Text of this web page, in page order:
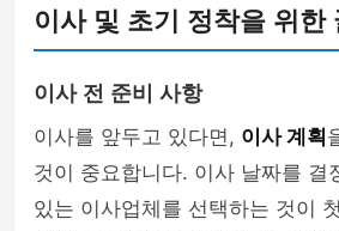
이사 및 초기 정착을 위한
이사 전 준비 사항
이사를 앞두고 있다면, 이사 계획
것이 중요합니다. 이사 날짜를 결
있는 이사업체를 선택하는 것이